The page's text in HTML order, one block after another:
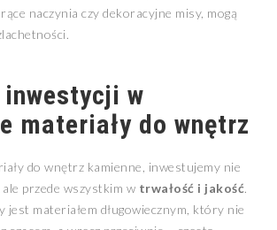
naczynia czy dekoracyjne misy, mogą
w
materiały do wnętrz
do wnętrz kamienne, inwestujemy nie
przede wszystkim w trwałość i jakość.
jest materiałem długowiecznym, który nie